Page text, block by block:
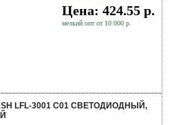
Цена: 424.55 р.
мелкий опт от 10 000 р.
LFL-3001 C01 СВЕТОДИОДНЫЙ,